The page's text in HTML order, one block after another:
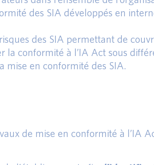
des SIA développés en
des SIA permettant de
conformité à l’IA Act sous
mise en conformité des SIA.
de mise en conformité à l’IA